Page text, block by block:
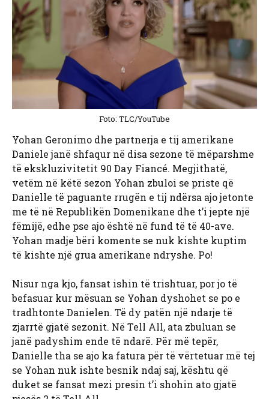
Foto: TLC/YouTube
Yohan Geronimo dhe partnerja e tij amerikane
Daniele janë shfaqur në disa sezone të mëparshme
të ekskluzivitetit 90 Day Fiancé. Megjithatë,
vetëm në këtë sezon Yohan zbuloi se priste që
Danielle të paguante rrugën e tij ndërsa ajo jetonte
me të në Republikën Domenikane dhe t’i jepte një
fëmijë, edhe pse ajo është në fund të të 40-ave.
Yohan madje bëri komente se nuk kishte kuptim
të kishte një grua amerikane ndryshe. Po!
Nisur nga kjo, fansat ishin të trishtuar, por jo të
befasuar kur mësuan se Yohan dyshohet se po e
tradhtonte Danielen. Të dy patën një ndarje të
zjarrtë gjatë sezonit. Në Tell All, ata zbuluan se
janë padyshim ende të ndarë. Për më tepër,
Danielle tha se ajo ka fatura për të vërtetuar më tej
se Yohan nuk ishte besnik ndaj saj, kështu që
duket se fansat mezi presin t’i shohin ato gjatë